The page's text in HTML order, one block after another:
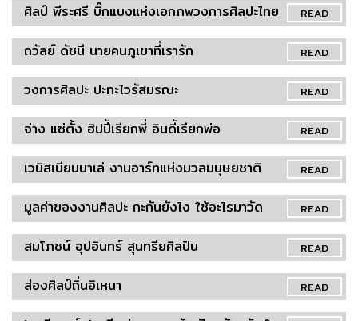
READ
ศิลป์ พีระศรี บิ๊กแบงแห่งเอกภพวงการศิลปะไทย
READ
ถวัลย์ ดัชนี นายคนภูเขาที่เรารัก
READ
วงการศิลปะ ปะทะไวรัสมรณะ
READ
จ่าง แซ่ตั้ง ฮิปปี้เรียกพี่ อินดี้เรียกพ่อ
READ
เวนิสเบียนนาเล่ งานอาร์ทแห่งมวลมนุษยชาติ
READ
มูลค่าของงานศิลปะ กะกันยังไง ใช้อะไรมาวัด
READ
สมโภชน์ อุปอินทร์ สุนทรียศิลปิน
READ
ส่องศิลป์ถิ่นอิเหนา